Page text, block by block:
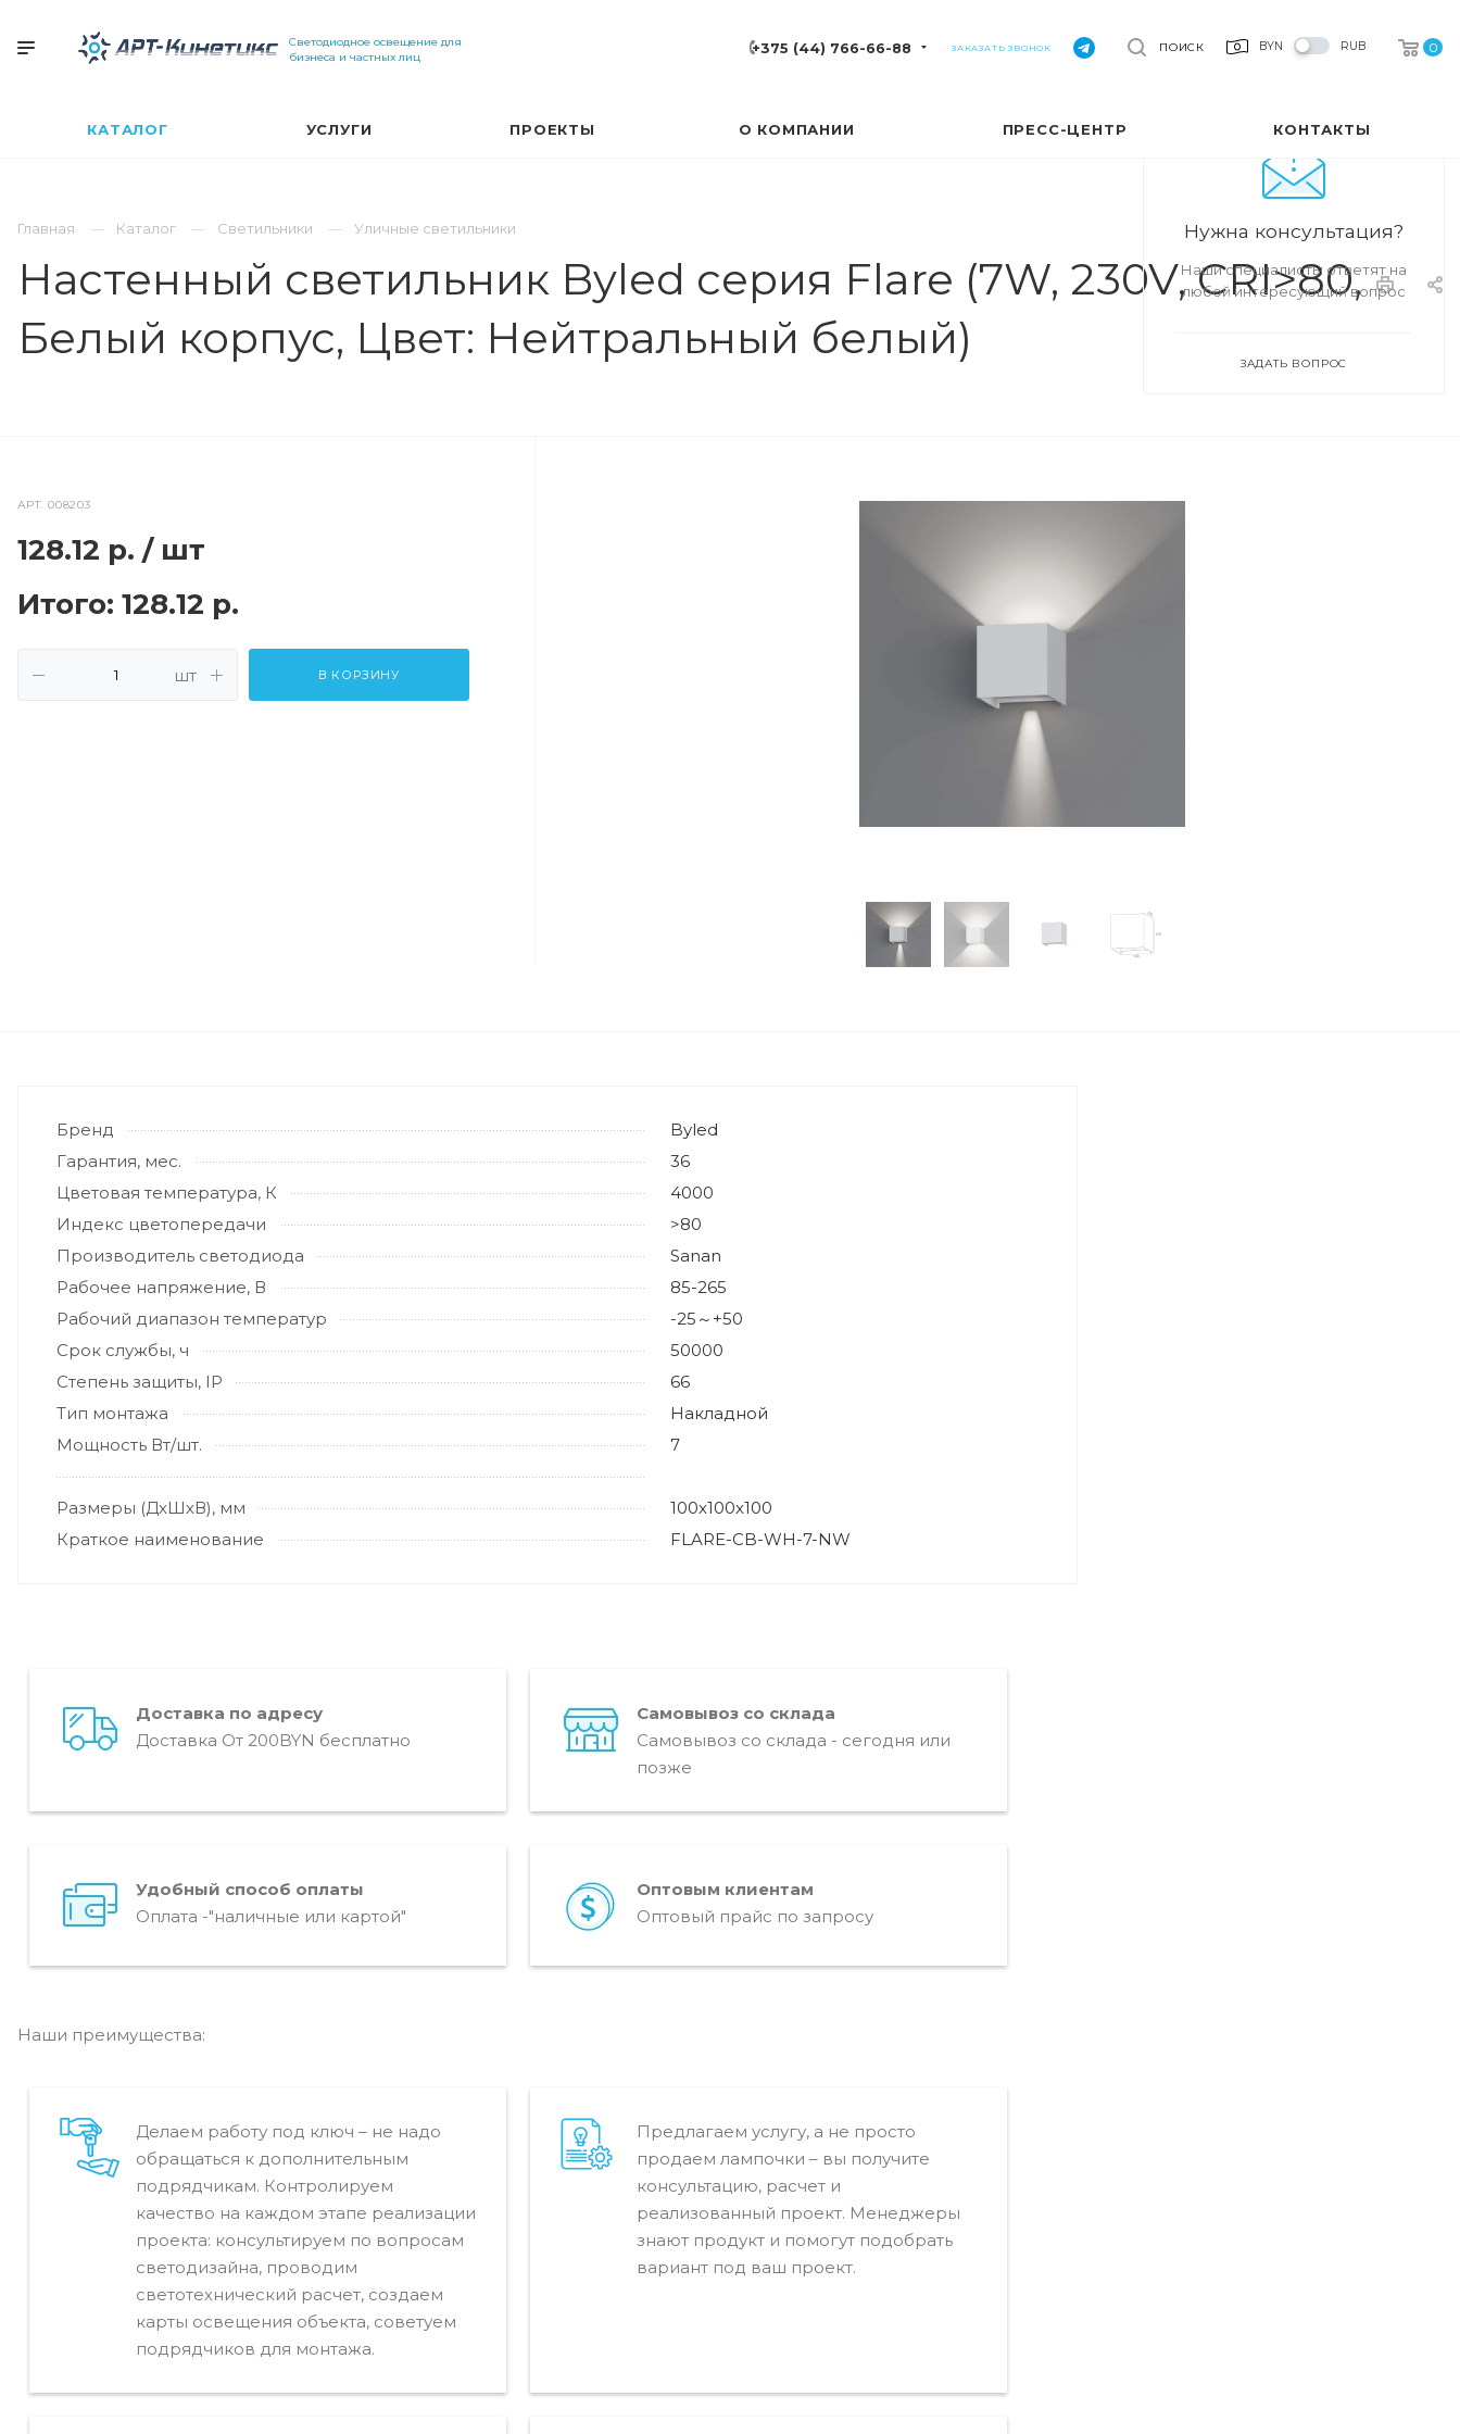
Светодиодное освещение для
бизнеса и частных лиц
0
BYN RUB
ПОИСК
+375 (44) 766-66-88 ЗАКАЗАТЬ ЗВОНОК
КАТАЛОГ УСЛУГИ ПРОЕКТЫ О КОМПАНИИ ПРЕСС-ЦЕНТР КОНТАКТЫ
Главная Каталог Светильники Уличные светильники
Настенный светильник Byled серия Flare (7W, 230V, CRI>80,
Белый корпус, Цвет: Нейтральный белый)
АРТ.008203
128.12 р. / шт
Итого: 128.12 р.
шт В КОРЗИНУ
Нужна консультация?
Наши специалисты ответят на
любой интересующий вопрос
ЗАДАТЬ ВОПРОС
Бренд
Byled
Гарантия, мес.
36
Цветовая температура, К
4000
Индекс цветопередачи
>80
Производитель светодиода
Sanan
Рабочее напряжение, В
85-265
Рабочий диапазон температур
-25～+50
Срок службы, ч
50000
Степень защиты, IP
66
Тип монтажа
Накладной
Мощность Вт/шт.
7
Размеры (ДхШхВ), мм
100x100x100
Краткое наименование
FLARE-CB-WH-7-NW
Доставка по адресу
Доставка От 200BYN бесплатно
Самовывоз со склада
Самовывоз со склада - сегодня или
позже
Удобный способ оплаты
Оплата -"наличные или картой"
Оптовым клиентам
Оптовый прайс по запросу
Наши преимущества:
Делаем работу под ключ – не надо
обращаться к дополнительным
подрядчикам. Контролируем
качество на каждом этапе реализации
проекта: консультируем по вопросам
светодизайна, проводим
светотехнический расчет, создаем
карты освещения объекта, советуем
подрядчиков для монтажа.
Предлагаем услугу, а не просто
продаем лампочки – вы получите
консультацию, расчет и
реализованный проект. Менеджеры
знают продукт и помогут подобрать
вариант под ваш проект.